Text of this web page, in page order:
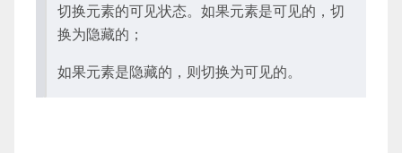
切换元素的可见状态。如果元素是可见的，切
换为隐藏的；
如果元素是隐藏的，则切换为可见的。